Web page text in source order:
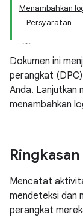
Menambahkan
Persyaratan
Dokumen ini
perangkat
Anda. Lanjutkan
menambahkan
Ringkasan
Mencatat
mendeteksi dan
perangkat